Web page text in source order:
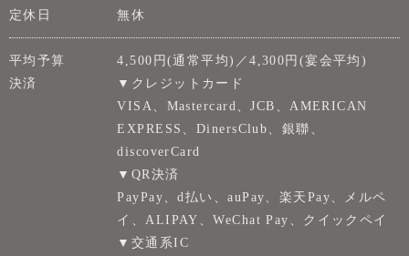
定休日
無休
平均予算
4,500円(通常平均)／4,300円(宴会平均)
決済
▼クレジットカード
VISA、Mastercard、JCB、AMERICAN
EXPRESS、DinersClub、銀聯、
discoverCard
▼QR決済
PayPay、d払い、auPay、楽天Pay、メルペ
イ、ALIPAY、WeChat Pay、クイックペイ
▼交通系IC